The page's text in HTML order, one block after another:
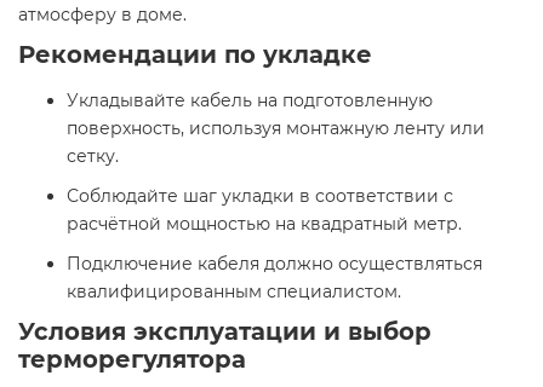
атмосферу в доме.
Рекомендации по укладке
Укладывайте кабель на подготовленную
поверхность, используя монтажную ленту или
сетку.
Соблюдайте шаг укладки в соответствии с
расчётной мощностью на квадратный метр.
Подключение кабеля должно осуществляться
квалифицированным специалистом.
Условия эксплуатации и выбор
терморегулятора